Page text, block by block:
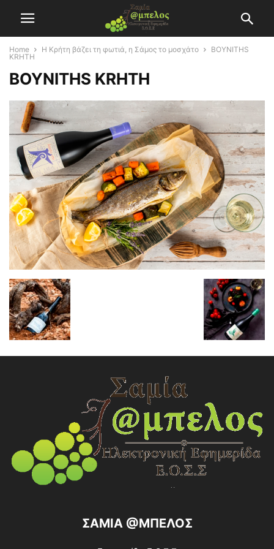
Home Η Κρήτη βάζει τη φωτιά, η Σάμος το μοσχάτο
BOYNITHS
KRHTH
BOYNITHS KRHTH
ΣΑΜΙΑ @ΜΠΕΛΟΣ